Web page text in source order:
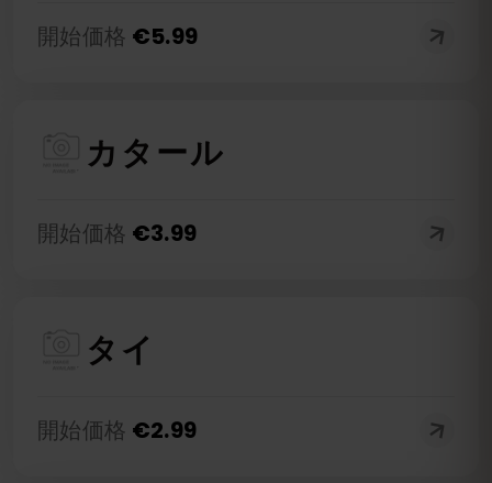
開始価格 €5.99
カタール
開始価格 €3.99
タイ
開始価格 €2.99